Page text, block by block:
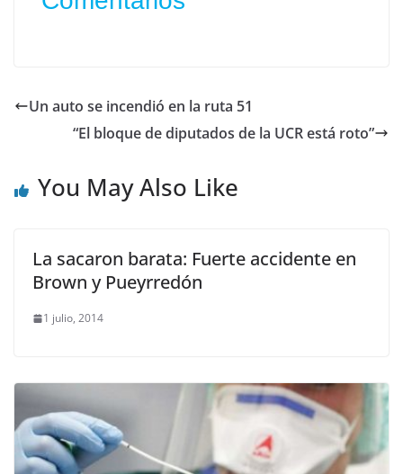
Un auto se incendió en la ruta 51
“El bloque de diputados de la UCR está roto”
You May Also Like
La sacaron barata: Fuerte accidente en
Brown y Pueyrredón
1 julio, 2014